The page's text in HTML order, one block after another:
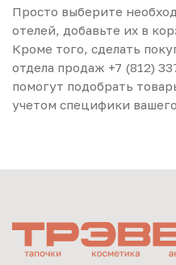
Просто выберите
отелей, добавьте их в
Кроме того, сделать
отдела продаж +7 (812)
помогут подобрать
учетом специфики